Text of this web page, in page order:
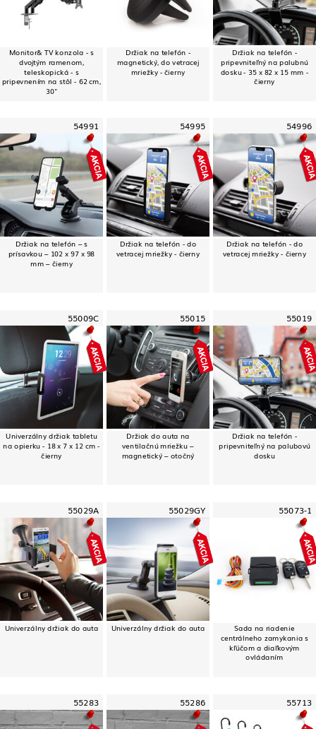
Monitor& TV konzola - s
dvojtým ramenom,
teleskopická - s
pripevnením na stôl - 62 cm,
30"
Držiak na telefón -
magnetický, do vetracej
mriežky - čierny
Držiak na telefón -
pripevniteľný na palubnú
dosku - 35 x 82 x 15 mm -
čierny
54991
Držiak na telefón – s
prísavkou – 102 x 97 x 98
mm – čierny
54995
Držiak na telefón - do
vetracej mriežky - čierny
54996
Držiak na telefón - do
vetracej mriežky - čierny
55009C
Univerzálny držiak tabletu
na opierku - 18 x 7 x 12 cm -
čierny
55015
Držiak do auta na
ventilačnú mriežku –
magnetický – otočný
55019
Držiak na telefón -
pripevniteľný na palubovú
dosku
55029A
Univerzálny držiak do auta
55029GY
Univerzálny držiak do auta
55073-1
Sada na riadenie
centrálneho zamykania s
kľúčom a diaľkovým
ovládaním
55283 55286 55713